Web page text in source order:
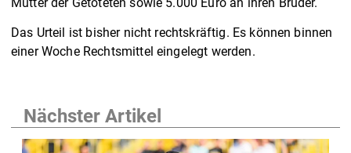
Das Urteil ist bisher nicht rechtskräftig. Es können binnen
einer Woche Rechtsmittel eingelegt werden.
Nächster Artikel